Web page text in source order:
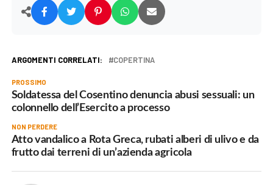
ARGOMENTI CORRELATI: COPERTINA
PROSSIMO
Soldatessa del Cosentino denuncia abusi sessuali: un
colonnello dell’Esercito a processo
NON PERDERE
Atto vandalico a Rota Greca, rubati alberi di ulivo e da
frutto dai terreni di un’azienda agricola